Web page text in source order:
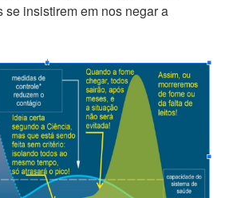
insistirem em nos negar a